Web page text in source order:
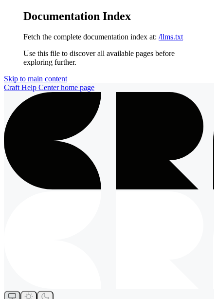
Documentation Index
Fetch the complete documentation index at: /llms.txt
Use this file to discover all available pages before
exploring further.
Skip to main content
Craft Help Centerhome page